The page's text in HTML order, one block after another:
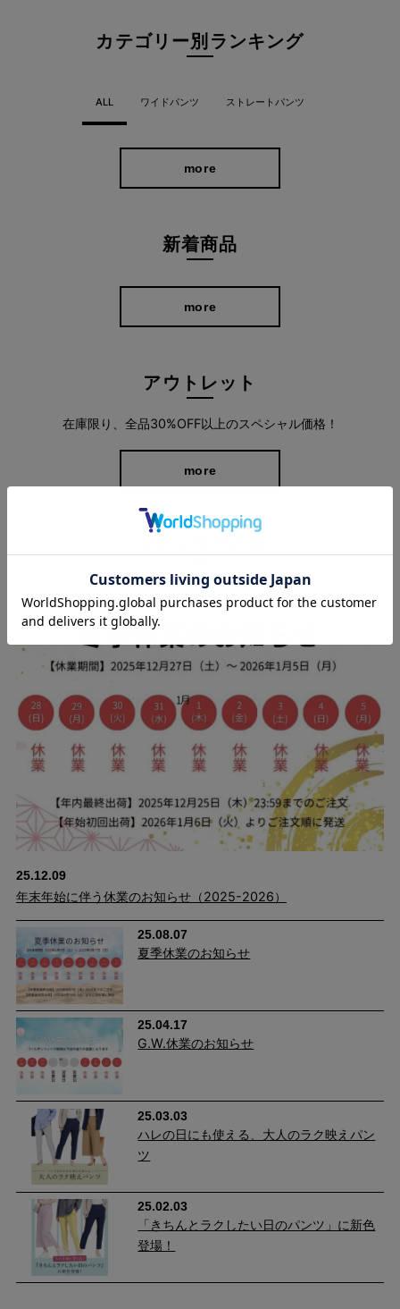
いつものデニムスタイルにトレンド感をプラ
ワンパターンになりがちな定番デニムを裾カットフリンジでアッ
ウエストリボンが女性らしさをプラス
カジュアルなデニムもウエストのリボンベルトがポイントになっ
てレディライクな印象に。シンプルなカットソーと合わせても、
おしゃれに決まります。
ワイドなのにスラリと見せる
カテゴリー別ランキング
ALL ワイドパンツ ストレートパンツ
more
新着商品
more
アウトレット
在庫限り、全品30%OFF以上のスペシャル価格！
more
25.12.09
年末年始に伴う休業のお知らせ（2025-2026）
25.08.07
夏季休業のお知らせ
25.04.17
G.W.休業のお知らせ
25.03.03
ハレの日にも使える、大人のラク映えパン
ツ
25.02.03
「きちんとラクしたい日のパンツ」に新色
登場！